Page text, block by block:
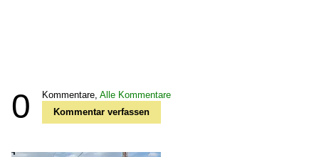
0 Kommentare, Alle Kommentare
Kommentar verfassen